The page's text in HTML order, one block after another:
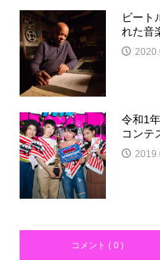
ビート
れた音
令和1
コンテ
コメント ( 0 )